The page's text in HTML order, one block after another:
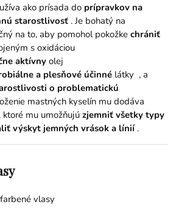
ako prísada do prípravkov na
starostlivosť . Je bohatý na
na to, aby pomohol pokožkechrániť
s oxidáciou
aktívny olej
a plesňové účinné látky , a
o problematickú
mastných kyselín mu dodáva
ktoré mu umožňujúzjemniť všetky typy
výskyt jemných vrások a línií .
vlasy